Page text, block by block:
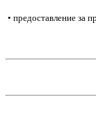
• предоставление за